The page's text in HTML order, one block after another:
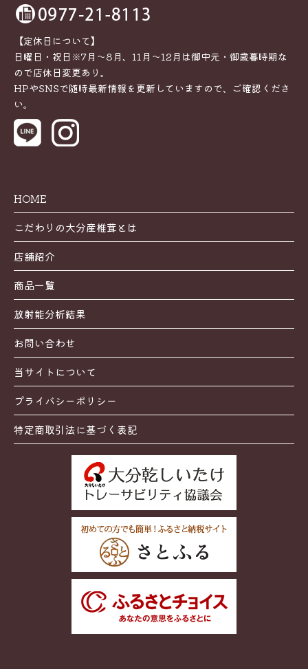
【定休日について】
日曜日・祝日※7月～8月、11月～12月は御中元・御歳暮時期な
ので店休日変更あり。
HPやSNSで随時最新情報を更新していますので、ご確認くださ
い。
HOME
こだわりの大分産椎茸とは
店舗紹介
商品一覧
放射能分析結果
お問い合わせ
当サイトについて
プライバシーポリシー
特定商取引法に基づく表記